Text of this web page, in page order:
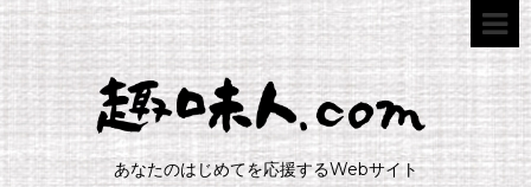
あなたのはじめてを応援するWebサイト